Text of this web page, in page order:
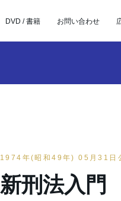
DVD / 書籍 お問い合わせ
1974年(昭和49年) 05月31日
新刑法入門